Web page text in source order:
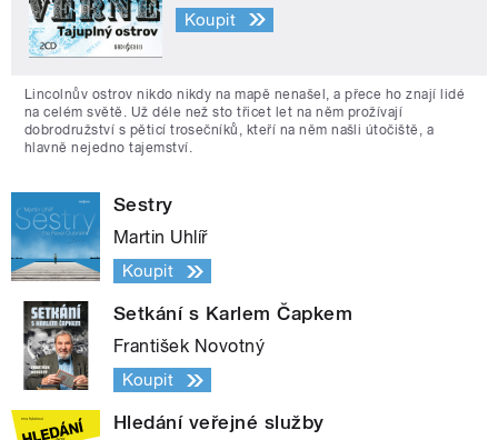
Koupit
Lincolnův ostrov nikdo nikdy na mapě nenašel, a přece ho znají lidé
na celém světě. Už déle než sto třicet let na něm prožívají
dobrodružství s pěticí trosečníků, kteří na něm našli útočiště, a
hlavně nejedno tajemství.
Sestry
Martin Uhlíř
Koupit
Setkání s Karlem Čapkem
František Novotný
Koupit
Hledání veřejné služby